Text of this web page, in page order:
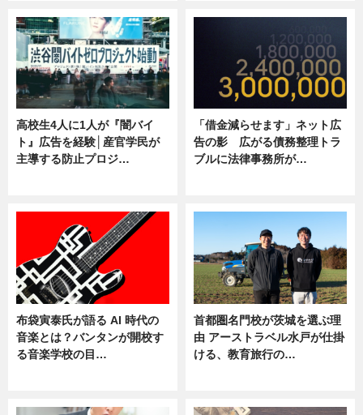
高校生4人に1人が『闇バイ
ト』広告を経験│産官学民が
主導する防止プロジ…
「借金減らせます」ネット広
告の影 広がる債務整理トラ
ブルに法律事務所が…
布袋寅泰氏が語る AI 時代の
音楽とは？バンタンが開校す
る音楽学校の目…
首都圏名門校が茨城を選ぶ理
由 アーストラベル水戸が仕掛
ける、教育旅行の…